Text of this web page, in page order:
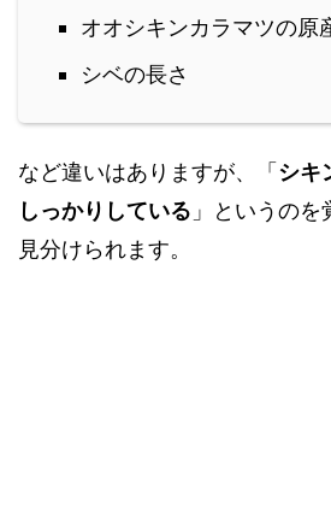
オオシキンカラマツの原
シベの長さ
など違いはありますが、「シキ
しっかりしている 」というの
見分けられます。